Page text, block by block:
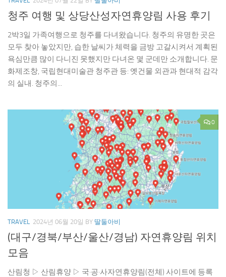
청주 여행 및 상당산성자연휴양림 사용 후기
2박3일 가족여행으로 청주를 다녀왔습니다. 청주의 유명한 곳은
모두 찾아 놓았지만, 습한 날씨가 체력을 금방 고갈시켜서 계획된
욕심만큼 많이 다니진 못했지만 다녀온 몇 군데만 소개합니다. 문
화제조창, 국립현대미술관 청주관 등: 옛건물 외관과 현대적 감각
의 실내. 청주의...
0
TRAVEL 2024년 06월 20일 BY 딸둘아비
(대구/경북/부산/울산/경남) 자연휴양림 위치
모음
산림청 ▷ 산림휴양 ▷ 국·공·사자연휴양림(전체) 사이트에 등록